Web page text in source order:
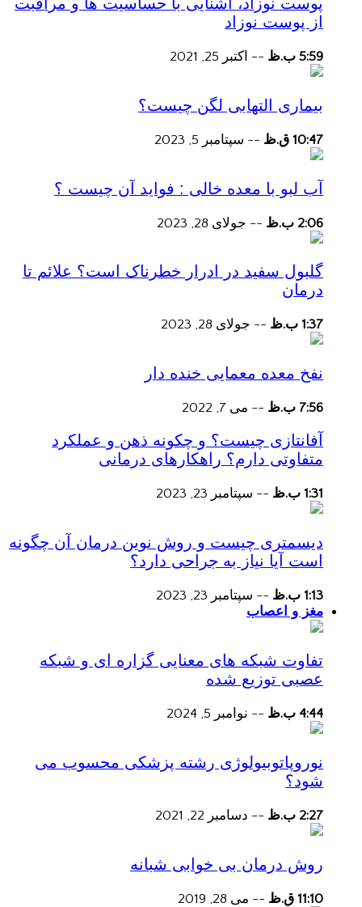
از پوست نوزاد
5:59 ب.ظ -- اکتبر 25, 2021
بیماری التهابی لگن چیست؟
10:47 ق.ظ -- سپتامبر 5, 2023
آب لبو با معده خالی : فواید آن چیست ؟
2:06 ب.ظ -- جولای 28, 2023
گلبول سفید در ادرار خطرناک است؟ علائم تا
درمان
1:37 ب.ظ -- جولای 28, 2023
نفخ معده معمایی خنده دار
7:56 ب.ظ -- می 7, 2022
آفانتازی چیست؟ و چکونه ذهن و عملکرد
متفاوتی دارم؟ راهکارهای درمانی
1:31 ب.ظ -- سپتامبر 23, 2023
دیسمتری چیست و روش نوین درمان آن چگونه
است آیا نیاز به جراحی دارد؟
1:13 ب.ظ -- سپتامبر 23, 2023
مغز و اعصاب
تفاوت شبکه های معنایی گزاره ای و شبکه
عصبی توزیع شده
4:44 ب.ظ -- نوامبر 5, 2024
نوروپاتوبیولوژی رشته پزشکی محسوب می
شود؟
2:27 ب.ظ -- دسامبر 22, 2021
روش درمان بی خوابی شبانه
11:10 ق.ظ -- می 28, 2019